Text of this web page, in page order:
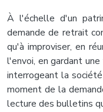
À l'échelle d'un
demande de retrait
qu'à improviser, en
l'envoi, en gardant
interrogeant la
moment de la
lecture des bulletins